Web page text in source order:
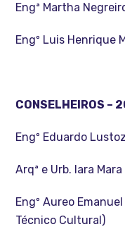
Engª Martha
Engº Luis Henrique
CONSELHEIROS –
Engº Eduardo
Arqª e Urb. Iara
Engº Aureo
Técnico Cultural)